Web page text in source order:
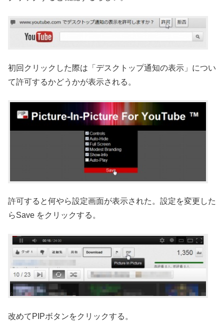
初回クリックした際は「デスクトップ通知の表示」につい
て許可するかどうかが表示される。
許可すると何やら設定画面が表示された。設定を変更した
らSave をクリックする。
改めてPIPボタンをクリックする。